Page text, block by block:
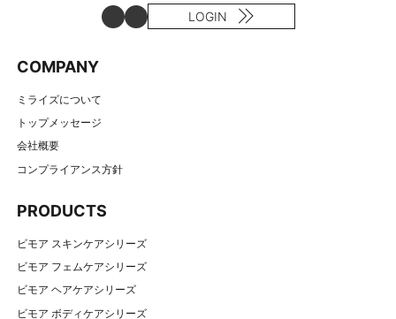
LOGIN
COMPANY
ミライズについて
トップメッセージ
会社概要
コンプライアンス方針
PRODUCTS
ビモア スキンケアシリーズ
ビモア フェムケアシリーズ
ビモア ヘアケアシリーズ
ビモア ボディケアシリーズ